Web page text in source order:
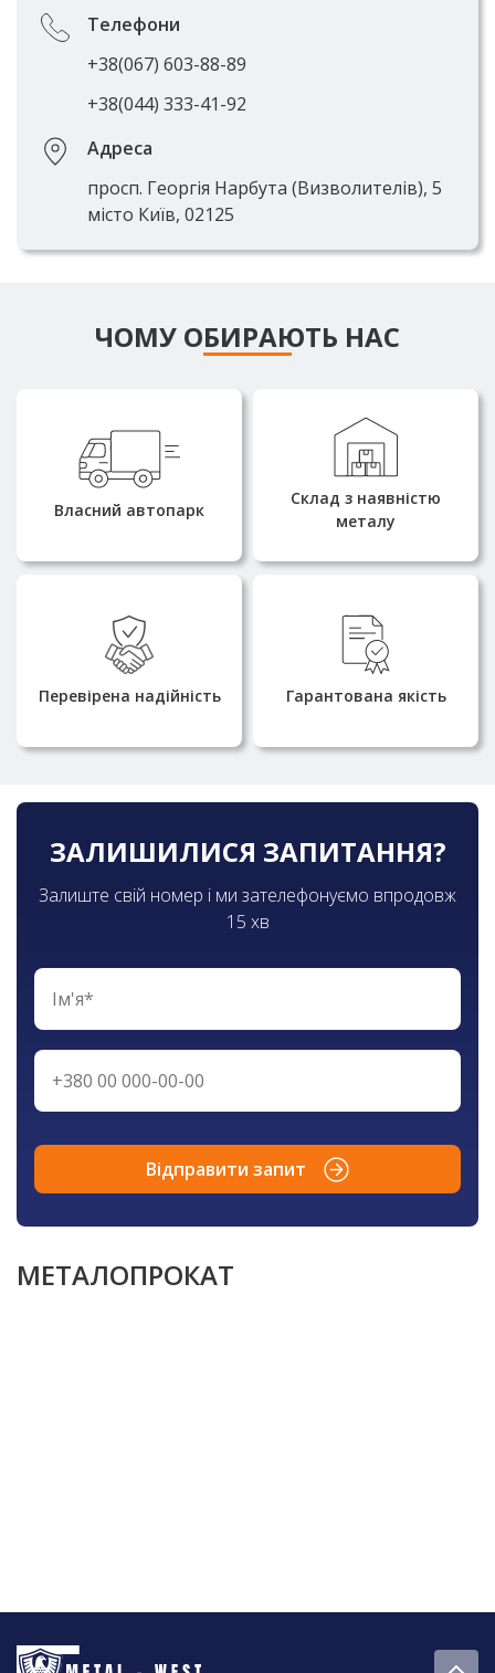
Телефони
+38(067) 603-88-89
+38(044) 333-41-92
Адреса
просп. Георгія Нарбута (Визволителів), 5
місто Київ, 02125
ЧОМУ ОБИРАЮТЬ НАС
Власний автопарк
Власні машини
вантажопідйомністю від 3 до 25
тонн дозволяють доставляти
замовлення швидко та без
затримок
Склад з наявністю
металу
Більшість позицій завжди в
наявності на складі, що
комплектацію та відвантаження
Перевірена надійність
Працюємо з 2010 року та
маємо репутацію надійного
постачальника металопрокату
Гарантована якість
Металопрокат постачається
напряму від виробників та має
всі необхідні сертифікати
якості
ЗАЛИШИЛИСЯ ЗАПИТАННЯ?
Залиште свій номер і ми зателефонуємо впродовж
15 хв
Відправити запит
МЕТАЛОПРОКАТ